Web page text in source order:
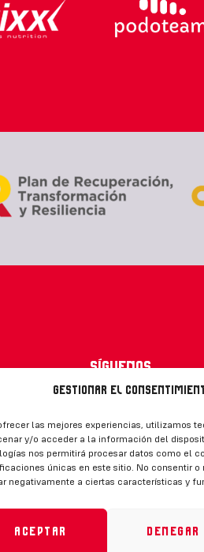
Gestionar el
las mejores experiencias, utilizamos
y/o acceder a la información del
nos permitirá procesar datos como el
únicas en este sitio. No consentir
negativamente a ciertas características y
Aceptar Denegar
Síguenos
CONTACTO